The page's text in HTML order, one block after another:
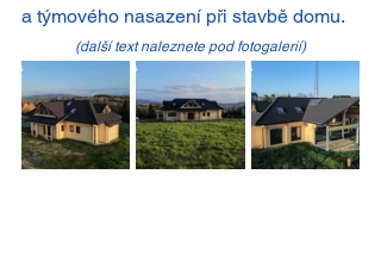
a týmového nasazení při stavbě domu.
(další text naleznete pod fotogalerií)